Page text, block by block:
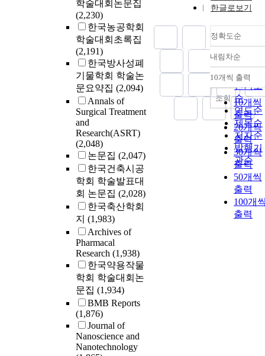
학술대회논문집
(2,230)
한국농공학회
학술대회초록집
(2,191)
한국방사성폐
기물학회 학술논
문요약집 (2,094)
Annals of
Surgical Treatment
and
Research(ASRT)
(2,048)
논문집 (2,047)
한국건축시공
학회 학술발표대
회 논문집 (2,028)
한국축산학회
지 (1,983)
Archives of
Pharmacal
Research (1,938)
한국약용작물
학회 학술대회논
문집 (1,934)
BMB Reports
(1,876)
Journal of
Nanoscience and
Nanotechnology
한글로보기
정확도순
정확도
순
인기도
순
연도순
제목순
저자순
발행기
관순
내림차순
내림차
10개씩 출력
10개씩
출력
20개씩
출력
30개씩
출력
50개씩
출력
100개
출력
조회